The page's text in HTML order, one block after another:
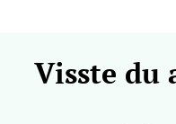
Visste du
Senter Sartor